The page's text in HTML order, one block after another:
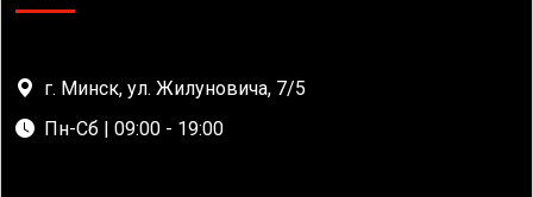
г. Минск, ул. Жилуновича, 7/5
Пн-Сб | 09:00 - 19:00